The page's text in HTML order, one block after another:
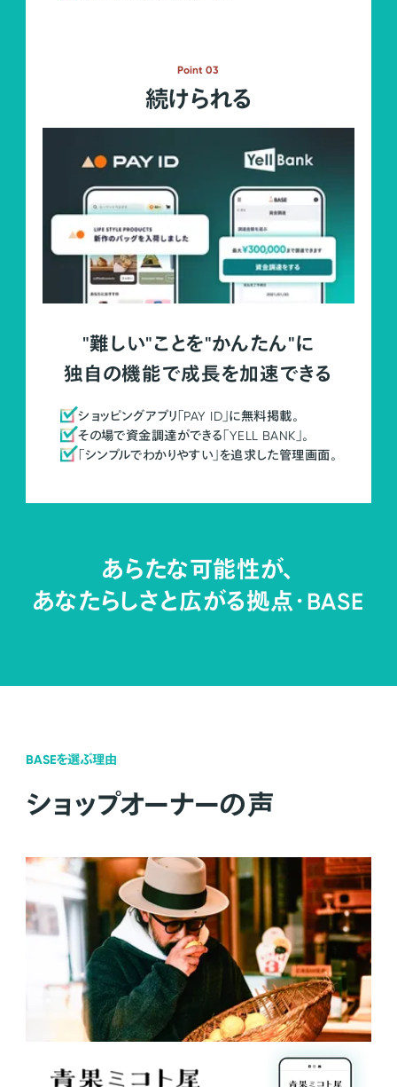
Point 03
続けられる
"難しい"ことを"かんたん"に
独自の機能で成長を加速できる
ショッピングアプリ「PAY ID」に無料掲載。
その場で資金調達ができる「YELL BANK」。
「シンプルでわかりやすい」を追求した管理画面。
あらたな可能性が、
あなたらしさと広がる拠点・BASE
BASEを選ぶ理由
ショップオーナーの声